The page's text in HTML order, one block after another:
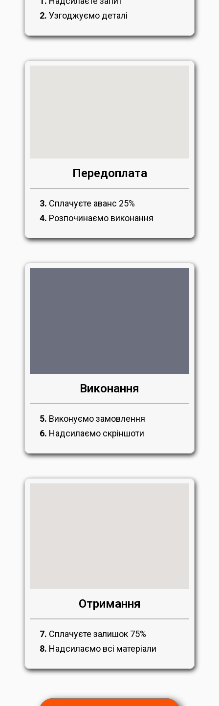
2. Узгоджуємо деталі
Передоплата
3. Сплачуєте аванс 25%
4. Розпочинаємо виконання
Виконання
5. Виконуємо замовлення
6. Надсилаємо скріншоти
Отримання
7. Сплачуєте залишок 75%
8. Надсилаємо всі матеріали